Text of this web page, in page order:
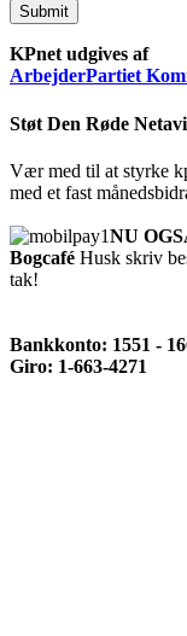
Submit
KPnet udgives af
ArbejderPartiet
Støt Den Røde
Vær med til at styrke
med et fast
NU
Bogcafé Husk skriv
tak!
Bankkonto: 1551 -
Giro: 1-663-4271